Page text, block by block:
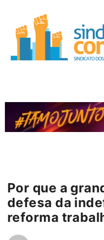
Por que a
defesa da
reforma